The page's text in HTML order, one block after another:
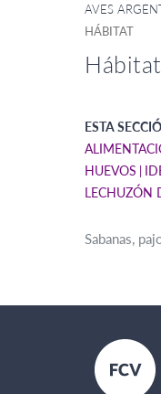
AVES
HÁBITAT
Hábitat
ESTA
HUEVOS
LECHUZÓN
Sabanas,